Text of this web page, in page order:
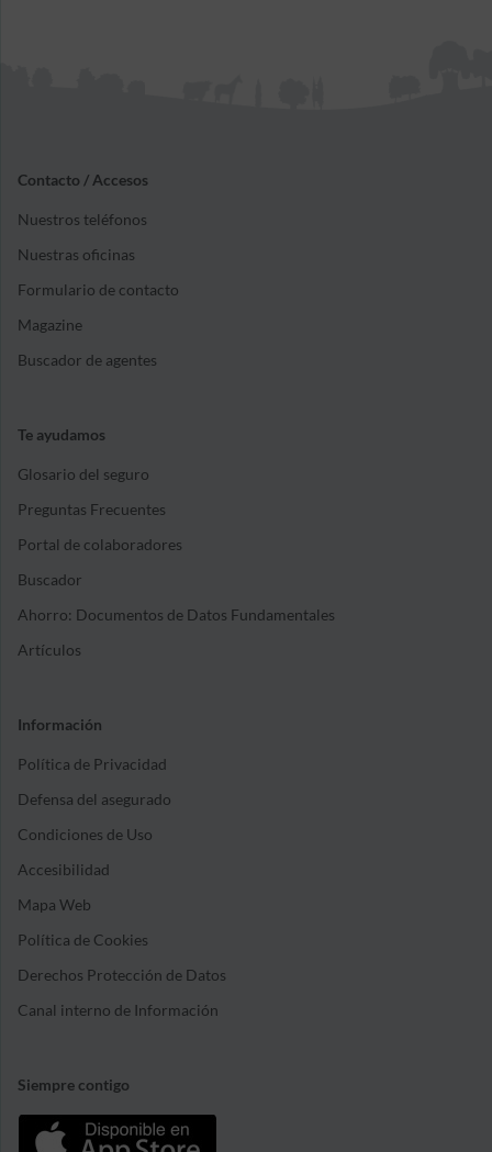
Contacto / Accesos
Nuestros teléfonos
Nuestras oficinas
Formulario de contacto
Magazine
Buscador de agentes
Te ayudamos
Glosario del seguro
Preguntas Frecuentes
Portal de colaboradores
Buscador
Ahorro: Documentos de Datos Fundamentales
Artículos
Información
Política de Privacidad
Defensa del asegurado
Condiciones de Uso
Accesibilidad
Mapa Web
Política de Cookies
Derechos Protección de Datos
Canal interno de Información
Siempre contigo